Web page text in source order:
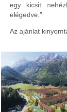
egy kicsit
elégedve."
Az ajánlat